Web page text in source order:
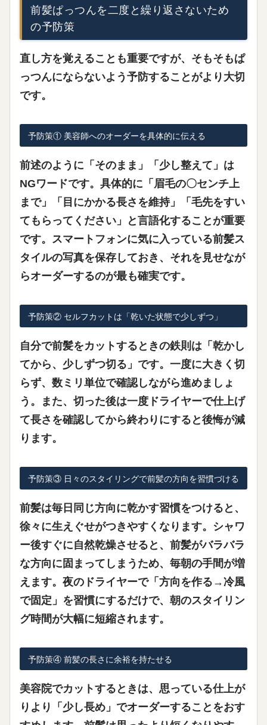
前髪ぱっつんを二度と繰り返さないため
の予防策
直し方を覚えることも重要ですが、そもそもぱ
っつんにならないよう 予防することがより大切
です。
予防策① 美容師へのオーダーを具体的に伝える
前述のように「そのまま」「少し整えて」は
NGワードです。具体的に「眉毛の〇センチ上
まで」「目にかかる長さを維持」「毛先をすい
てもらってください」と言語化することが重要
です。スマートフォンに気に入っている前髪ス
タイルの写真を保存しておき、それを見せなが
らオーダーするのが最も確実です。
予防策② セルフカットは「乾いた状態で少しずつ」
自分で前髪をカットするときの鉄則は「乾かし
てから、少しずつ切る」です。一度に大きく切
らず、数ミリ単位で確認しながら進めましょ
う。また、切った後は一度ドライヤーで仕上げ
て長さを確認してから終わりにすると後悔が減
ります。
予防策③ 日々のスタイリングで前髪の方向を習慣づける
前髪は毎日同じ方向に乾かす習慣をつけると、
徐々に生えぐせがつきやすくなります。シャワ
ー後すぐに自然乾燥させると、前髪がバラバラ
な方向に固まってしまうため、毎朝の手間が増
えます。夜のドライヤーで「方向を作る→冷風
で固定」を習慣にするだけで、朝のスタイリン
グ時間が大幅に短縮されます。
予防策④ 前髪の長さに余裕を持たせる
美容院でカットするときは、思っている仕上が
りより「少し長め」でオーダーすることをおす